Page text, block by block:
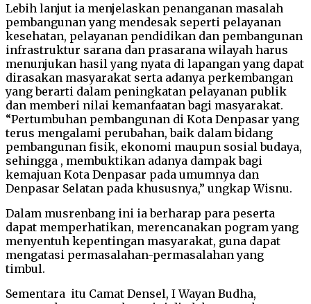
Lebih lanjut ia menjelaskan penanganan masalah
pembangunan yang mendesak seperti pelayanan
kesehatan, pelayanan pendidikan dan pembangunan
infrastruktur sarana dan prasarana wilayah harus
menunjukan hasil yang nyata di lapangan yang dapat
dirasakan masyarakat serta adanya perkembangan
yang berarti dalam peningkatan pelayanan publik
dan memberi nilai kemanfaatan bagi masyarakat.
“Pertumbuhan pembangunan di Kota Denpasar yang
terus mengalami perubahan, baik dalam bidang
pembangunan fisik, ekonomi maupun sosial budaya,
sehingga , membuktikan adanya dampak bagi
kemajuan Kota Denpasar pada umumnya dan
Denpasar Selatan pada khususnya,” ungkap Wisnu.
Dalam musrenbang ini ia berharap para peserta
dapat memperhatikan, merencanakan pogram yang
menyentuh kepentingan masyarakat, guna dapat
mengatasi permasalahan-permasalahan yang
timbul.
Sementara itu Camat Densel, I Wayan Budha,